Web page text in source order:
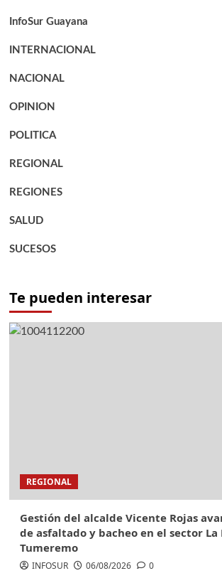
InfoSur Guayana
INTERNACIONAL
NACIONAL
OPINION
POLITICA
REGIONAL
REGIONES
SALUD
SUCESOS
Te pueden interesar
REGIONAL
Gestión del alcalde Vicente Rojas
de asfaltado y bacheo en el sector La
Tumeremo
INFOSUR 06/08/2026 0